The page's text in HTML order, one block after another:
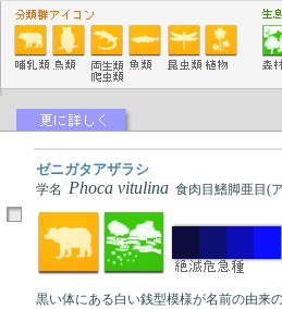
ゼニガタアザラシ
学名 Phoca vitulina 食肉目鰭脚亜目(
黒い体にある白い銭型模様が名前の由来